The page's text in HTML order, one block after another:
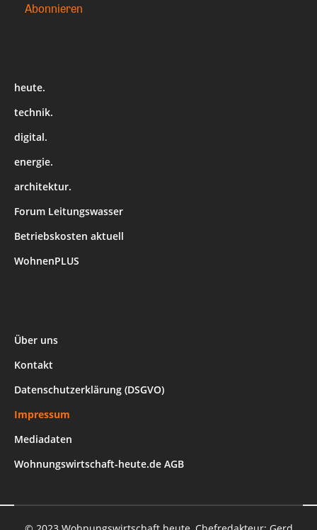
heute.
technik.
digital.
energie.
architektur.
Forum Leitungswasser
Betriebskosten aktuell
WohnenPLUS
Über uns
Kontakt
Datenschutzerklärung (DSGVO)
Impressum
Mediadaten
Wohnungswirtschaft-heute.de AGB